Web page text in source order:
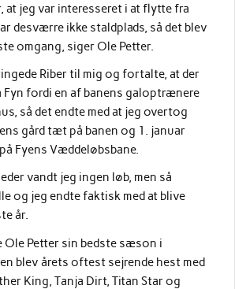
at jeg var interesseret i at flytte fra
desværre ikke staldplads, så det blev
omgang, siger Ole Petter.
Riber til mig og fortalte, at der
Fyn fordi en af banens galoptrænere
så det endte med at jeg overtog
gård tæt på banen og 1. januar
Fyens Væddeløbsbane.
vandt jeg ingen løb, men så
og jeg endte faktisk med at blive
år.
Ole Petter sin bedste sæson i
blev årets oftest sejrende hest med
King, Tanja Dirt, Titan Star og